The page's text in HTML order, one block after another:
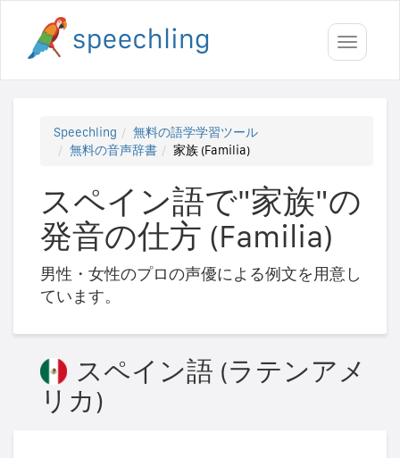
Toggle
Speechling
無料の語学学習ツール
無料の音声辞書
家族 (Familia)
スペイン語で"家族"の
発音の仕方 (Familia)
男性・女性のプロの声優による例文を用意し
ています。
スペイン語 (ラテンアメ
リカ)